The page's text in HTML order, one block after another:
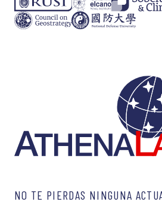
NO TE PIERDAS NINGUNA